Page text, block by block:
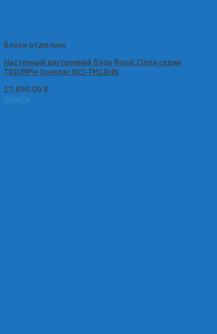
Блоки отдельно
Настенный внутренний блок Royal Clima серии
TRIUMPH Inverter RCI-TM18HN
17,890.00 ₽
Купить